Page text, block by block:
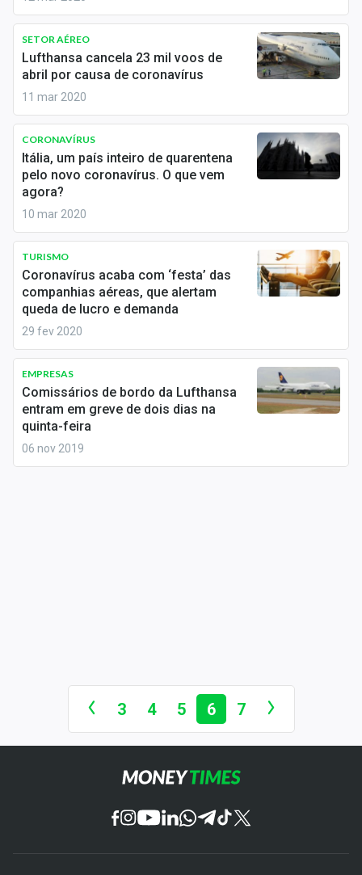
Colunas
Especiais
Internacional
Marketing
Tecnologia
Conteúdo de Marca
Sobre
Expediente
Contato
SETOR AÉREO
Lufthansa cancela 23 mil voos de
abril por causa de coronavírus
11 mar 2020
CORONAVÍRUS
Itália, um país inteiro de quarentena
pelo novo coronavírus. O que vem
agora?
10 mar 2020
TURISMO
Coronavírus acaba com ‘festa’ das
companhias aéreas, que alertam
queda de lucro e demanda
29 fev 2020
EMPRESAS
Comissários de bordo da Lufthansa
entram em greve de dois dias na
quinta-feira
06 nov 2019
3 4 5 6 7